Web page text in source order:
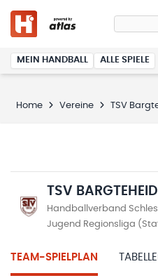
MEIN HANDBALL ALLE SPIELE
Home Vereine TSV
TSV
Handballverband
Jugend Regionsliga
TEAM-SPIELPLAN